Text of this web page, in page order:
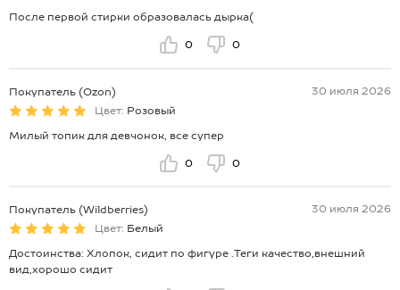
После первой стирки образовалась дырка(
0 0
Покупатель (Ozon)
30 июля 2026
Цвет: Розовый
Милый топик для девчонок, все супер
0 0
Покупатель (Wildberries)
30 июля 2026
Цвет: Белый
Достоинства: Хлопок, сидит по фигуре .Теги качество,внешний
вид,хорошо сидит